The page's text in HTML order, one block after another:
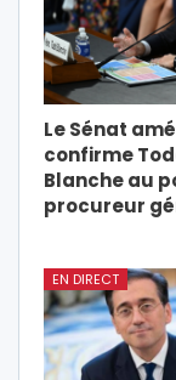
Le Sénat
confirme
Blanche au
procureur
EN DIRECT